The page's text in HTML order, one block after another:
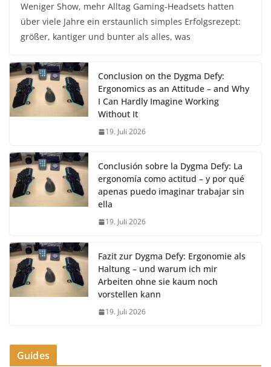
Weniger Show, mehr Alltag Gaming-Headsets hatten
über viele Jahre ein erstaunlich simples Erfolgsrezept:
größer, kantiger und bunter als alles, was
Conclusion on the Dygma Defy:
Ergonomics as an Attitude – and Why
I Can Hardly Imagine Working
Without It
19. Juli 2026
Conclusión sobre la Dygma Defy: La
ergonomía como actitud – y por qué
apenas puedo imaginar trabajar sin
ella
19. Juli 2026
Fazit zur Dygma Defy: Ergonomie als
Haltung – und warum ich mir
Arbeiten ohne sie kaum noch
vorstellen kann
19. Juli 2026
Guides